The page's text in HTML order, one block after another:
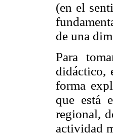
(en el
de una
Para
didáctico,
forma
que está
regional,
actividad